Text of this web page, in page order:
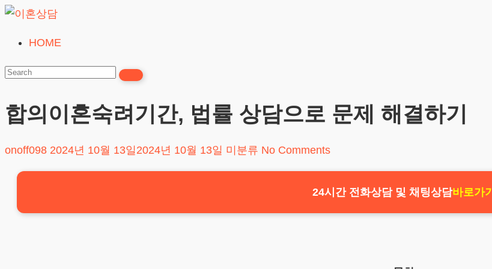
Skip
content
혼
담
24시간365일
HOME
합의이혼숙려기간, 법률 상담으로 문제 해결하기
onoff098 2024년 10월 13일 2024년 10월 13일 미분류 No Comments
24시간 전화상담 및 채팅상담바로가기